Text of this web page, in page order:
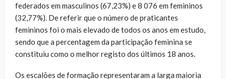
federados em masculinos (67,23%) e 8 076 em femininos
(32,77%). De referir que o número de praticantes
femininos foi o mais elevado de todos os anos em estudo,
sendo que a percentagem da participação feminina se
constituiu como o melhor registo dos últimos 18 anos.
Os escalões de formação representaram a larga maioria